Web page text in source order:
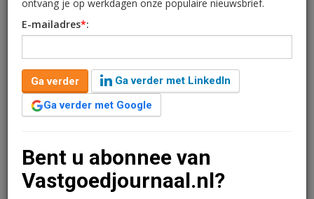
Nieuwe manager
huurbeleid bij VRO
Redactie
10 juli 2025 om 14:19
één jaar geleden aangepast
1 minuut leestijd
Sander Hulshof-Genemans is benoemd tot manager
benoeming valt onder de portefeuille van VRO, al
worden het ministerie van Binnenlandse Zaken en
Koninkrijksrelaties (BZK) en VRO ambtelijk als één
ontvang je op werkdagen onze populaire nieuwsbrief.
E-mailadres*:
Ga verder
Ga verder met LinkedIn
Ga verder met Google
Bent u abonnee van
Vastgoedjournaal.nl?